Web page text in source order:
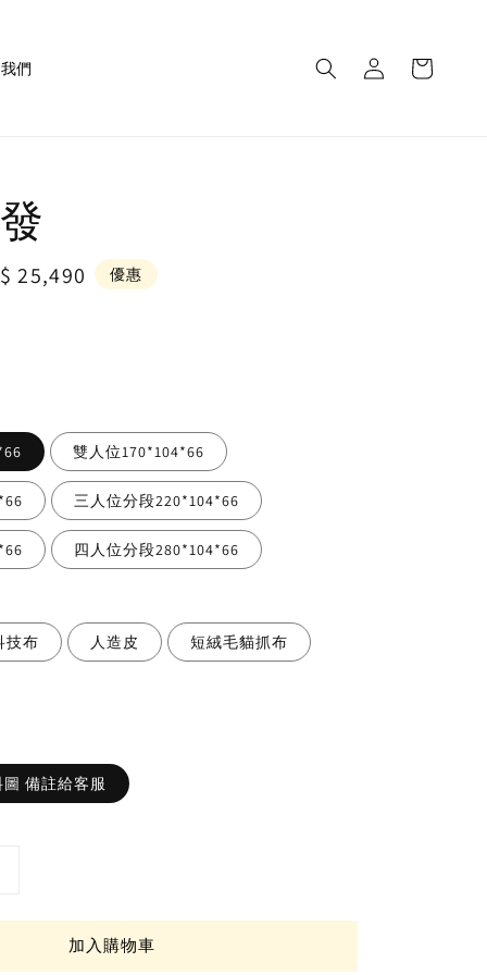
們
25,490 優惠
雙人位170*104*66
三人位分段220*104*66
四人位分段280*104*66
技布 人造皮 短絨毛貓抓布
備註給客服
加入購物車